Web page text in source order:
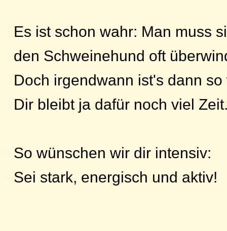
Es ist schon wahr: Man muss
den Schweinehund oft
Doch irgendwann ist's dann so
Dir bleibt ja dafür noch viel
So wünschen wir dir intensiv:
Sei stark, energisch und aktiv!